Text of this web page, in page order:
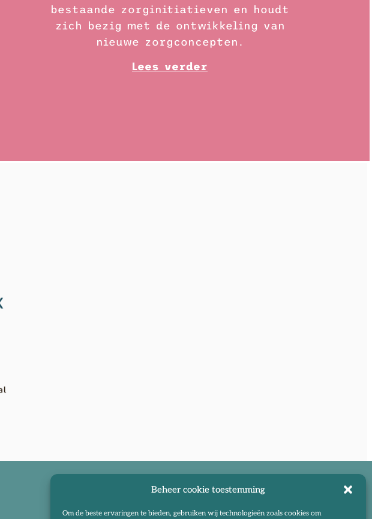
Beheer cookie toestemming
Om de beste ervaringen te bieden, gebruiken wij technologieën zoals cookies om
bestaande zorginitiatieven en houdt
zich bezig met de ontwikkeling van
nieuwe zorgconcepten.
Lees verder